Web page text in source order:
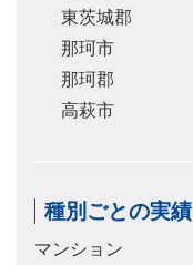
東茨城郡
那珂市
那珂郡
高萩市
種別ごとの実績
マンション